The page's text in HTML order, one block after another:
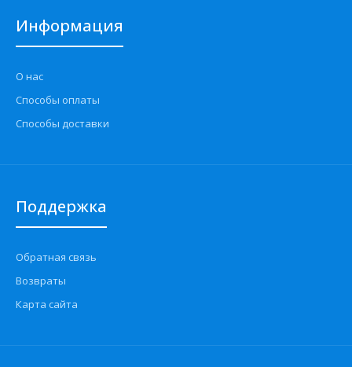
Информация
О нас
Способы оплаты
Способы доставки
Поддержка
Обратная связь
Возвраты
Карта сайта